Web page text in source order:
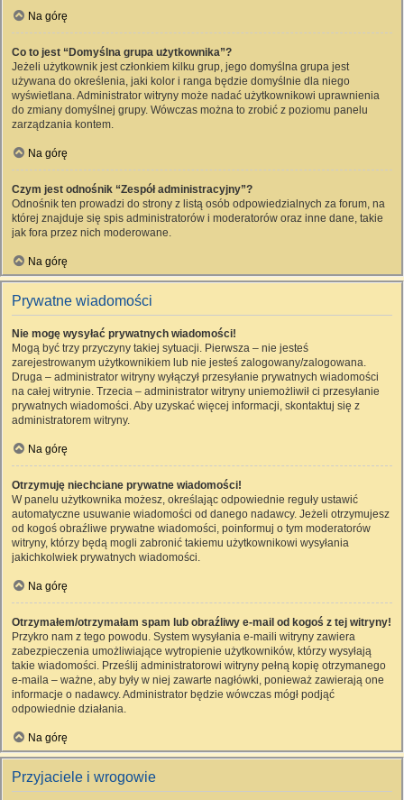
Na górę
Co to jest “Domyślna grupa użytkownika”?
Jeżeli użytkownik jest członkiem kilku grup, jego domyślna grupa jest
używana do określenia, jaki kolor i ranga będzie domyślnie dla niego
wyświetlana. Administrator witryny może nadać użytkownikowi uprawnienia
do zmiany domyślnej grupy. Wówczas można to zrobić z poziomu panelu
zarządzania kontem.
Na górę
Czym jest odnośnik “Zespół administracyjny”?
Odnośnik ten prowadzi do strony z listą osób odpowiedzialnych za forum, na
której znajduje się spis administratorów i moderatorów oraz inne dane, takie
jak fora przez nich moderowane.
Na górę
Prywatne wiadomości
Nie mogę wysyłać prywatnych wiadomości!
Mogą być trzy przyczyny takiej sytuacji. Pierwsza – nie jesteś
zarejestrowanym użytkownikiem lub nie jesteś zalogowany/zalogowana.
Druga – administrator witryny wyłączył przesyłanie prywatnych wiadomości
na całej witrynie. Trzecia – administrator witryny uniemożliwił ci przesyłanie
prywatnych wiadomości. Aby uzyskać więcej informacji, skontaktuj się z
administratorem witryny.
Na górę
Otrzymuję niechciane prywatne wiadomości!
W panelu użytkownika możesz, określając odpowiednie reguły ustawić
automatyczne usuwanie wiadomości od danego nadawcy. Jeżeli otrzymujesz
od kogoś obraźliwe prywatne wiadomości, poinformuj o tym moderatorów
witryny, którzy będą mogli zabronić takiemu użytkownikowi wysyłania
jakichkolwiek prywatnych wiadomości.
Na górę
Otrzymałem/otrzymałam spam lub obraźliwy e-mail od kogoś z tej witryny!
Przykro nam z tego powodu. System wysyłania e-maili witryny zawiera
zabezpieczenia umożliwiające wytropienie użytkowników, którzy wysyłają
takie wiadomości. Prześlij administratorowi witryny pełną kopię otrzymanego
e-maila – ważne, aby były w niej zawarte nagłówki, ponieważ zawierają one
informacje o nadawcy. Administrator będzie wówczas mógł podjąć
odpowiednie działania.
Na górę
Przyjaciele i wrogowie